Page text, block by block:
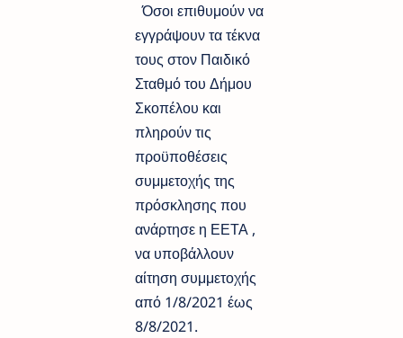
Όσοι επιθυμούν να
εγγράψουν τα τέκνα
τους στον Παιδικό
Σταθμό του Δήμου
Σκοπέλου και
πληρούν τις
προϋποθέσεις
συμμετοχής της
πρόσκλησης που
ανάρτησε η ΕΕΤΑ ,
να υποβάλλουν
αίτηση συμμετοχής
από 1/8/2021 έως
8/8/2021.